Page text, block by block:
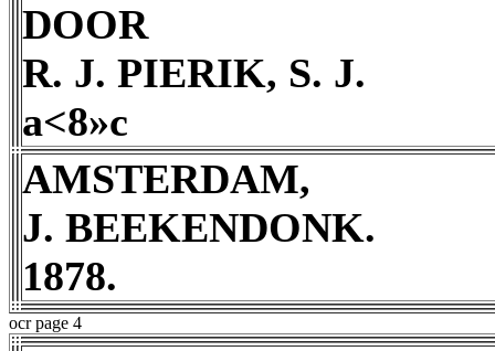
DOOR
R. J. PIERIK, S. J.
a<8»c
AMSTERDAM,
J. BEEKENDONK.
1878.
ocr page 4